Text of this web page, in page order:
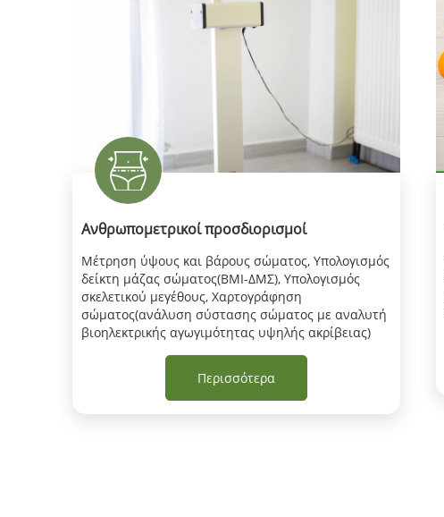
Ανθρωπομετρικοί προσδιορισμοί
Μέτρηση ύψους και βάρους σώματος, Υπολογισμός
δείκτη μάζας σώματος(BMI-ΔΜΣ), Υπολογισμός
σκελετικού μεγέθους, Χαρτογράφηση
σώματος(ανάλυση σύστασης σώματος με αναλυτή
βιοηλεκτρικής αγωγιμότητας υψηλής ακρίβειας)
Περισσότερα